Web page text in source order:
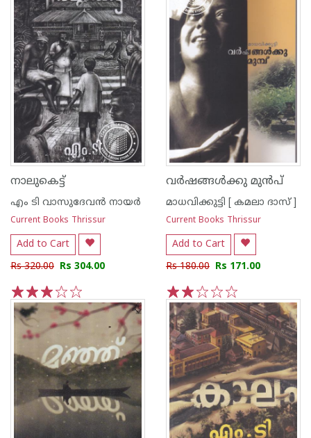
നാലുകെട്ട്
എം ടി വാസുദേവന്‍ നായര്‍
Current Books Thrissur
Add to Cart
Rs 320.00 Rs 304.00
5
4
3
2
1
വര്‍ഷങ്ങള്‍ക്കു മുന്‍‌പ്
മാധവിക്കുട്ടി [ കമലാ ദാസ് ]
Current Books Thrissur
Add to Cart
Rs 180.00 Rs 171.00
5
4
3
2
1